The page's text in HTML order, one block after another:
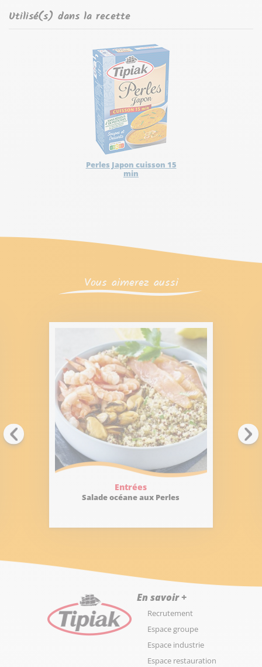
Utilisé(s) dans la recette
Perles Japon cuisson 15
min
Vous aimerez aussi
Entrées
Salade océane aux Perles
En savoir +
Recrutement
Espace groupe
Espace industrie
Espace restauration